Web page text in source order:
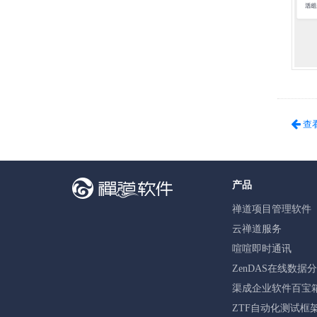
查
产品
禅道项目管理软件
云禅道服务
喧喧即时通讯
ZenDAS在线数据
渠成企业软件百宝
ZTF自动化测试框